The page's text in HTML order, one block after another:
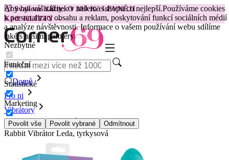
Aby byl váš zážitek v našem e-shopu co nejlepší.Používáme cookies
k personalizaci obsahu a reklam, poskytování funkcí sociálních médií
a analýze návštěvnosti. Informace o vašem používání webu sdílíme
také s našimi partnery.
Nezbytné
Funkční
Statistické
Marketing
Povolit vše Povolit vybrané Odmítnout
😽Svakom Klitty: O 380 Kč LEVNĚJI
Kód: KLITTY →
Domů
Pro ni
Vibrátory
Králíčkové vibrátory
Rabbit Vibrátor Leda, tyrkysová